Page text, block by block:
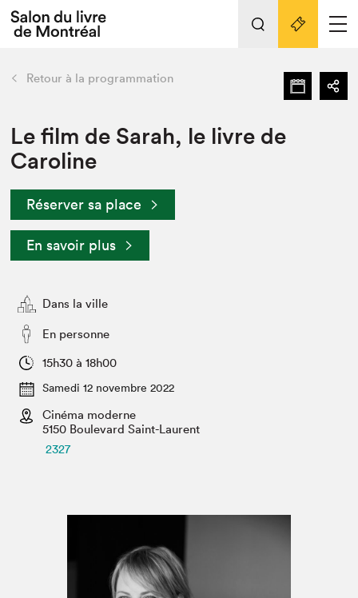
Espace exposant⋅e⋅s
Espace enseignant·e·s
Espace médias
L'événement
Préparer sa visite au Salon
Actualités
SLM PRO
retour Nos activités
Préparer sa visite
Salon au Palais
Salon dans la ville et en ligne
Projets partenaires
Liens pratiques
Retour à la programmation
Le film de Sarah, le livre de
Caroline
Réserver sa place
En savoir plus
Dans la ville
En personne
15h30 à 18h00
Samedi 12 novembre 2022
Cinéma moderne
5150 Boulevard Saint-Laurent
2327